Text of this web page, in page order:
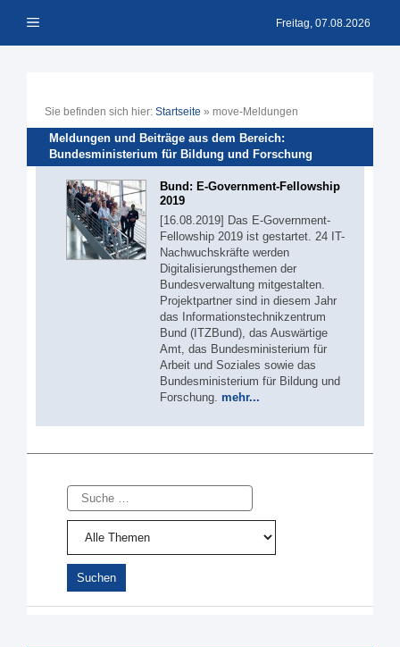
Inhalt Menü Freitag, 07.08.2026
Sie befinden sich hier: Startseite » move-Meldungen
Meldungen und Beiträge aus dem Bereich:
Bundesministerium für Bildung und Forschung
Bund: E-Government-Fellowship
2019
[16.08.2019] Das E-Government-
Fellowship 2019 ist gestartet. 24 IT-
Nachwuchskräfte werden
Digitalisierungsthemen der
Bundesverwaltung mitgestalten.
Projektpartner sind in diesem Jahr
das Informationstechnikzentrum
Bund (ITZBund), das Auswärtige
Amt, das Bundesministerium für
Arbeit und Soziales sowie das
Bundesministerium für Bildung und
Forschung. mehr...
Suche